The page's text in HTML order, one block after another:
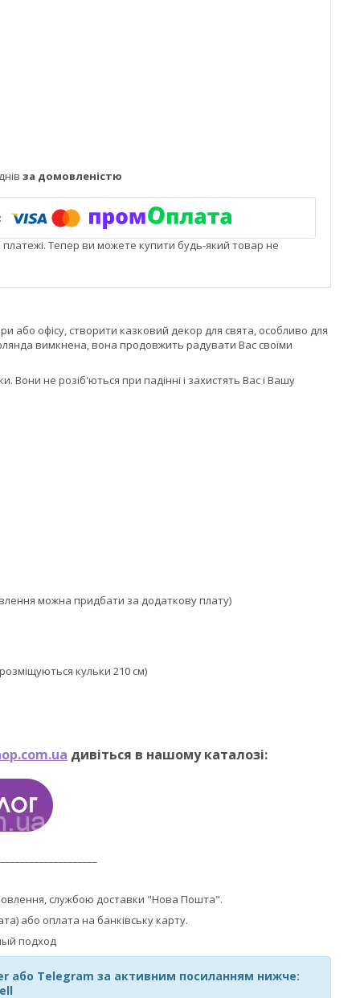
за домовленістю
платежі. Тепер ви можете купити будь-який товар не
або офісу, створити казковий декор для свята, особливо для
вимкнена, вона продовжить радувати Вас своїми
Вони не розіб'ються при падінні і захистять Вас і Вашу
можна придбати за додаткову плату)
кульки 210 см)
дивіться в нашому каталозі:
службою доставки "Нова Пошта".
або оплата на банківську карту.
або Telegram за активним посиланням нижче: